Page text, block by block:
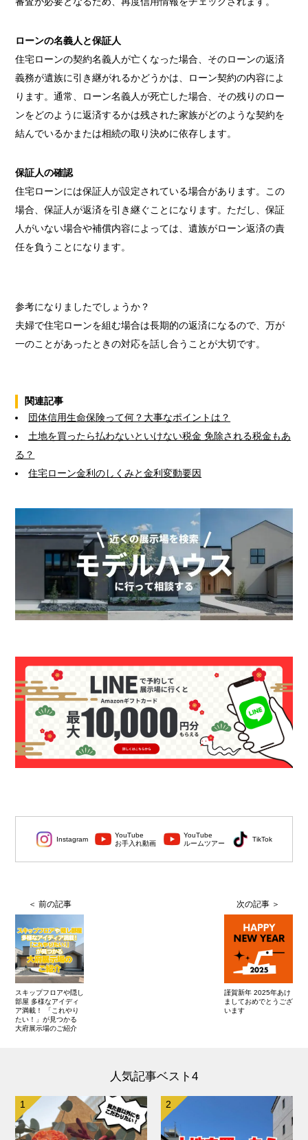
ローンの名義人と保証人
住宅ローンの契約名義人が亡くなった場合、そのローンの返済
義務が遺族に引き継がれるかどうかは、ローン契約の内容によ
ります。通常、ローン名義人が死亡した場合、その残りのロー
ンをどのように返済するかは残された家族がどのような契約を
結んでいるかまたは相続の取り決めに依存します。
保証人の確認
住宅ローンには保証人が設定されている場合があります。この
場合、保証人が返済を引き継ぐことになります。ただし、保証
人がいない場合や補償内容によっては、遺族がローン返済の責
任を負うことになります。
参考になりましたでしょうか？
夫婦で住宅ローンを組む場合は長期的の返済になるので、万が
一のことがあったときの対応を話し合うことが大切です。
関連記事
団体信用生命保険って何？大事なポイントは？
土地を買ったら払わないといけない税金 免除される税金もあ
る？
住宅ローン金利のしくみと金利変動要因
Instagram
YouTube
お手入れ動画
YouTube
ルームツアー
TikTok
スキップフロアや隠し
部屋 多様なアイディ
ア満載！ 「これやり
たい！」が見つかる
大府展示場のご紹介
謹賀新年 2025年あけ
ましておめでとうござ
います
人気記事ベスト4